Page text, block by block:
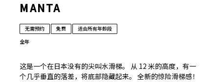
MANTA
无需预约 免费
适合所有年龄段
全年
这是一个在日本没有的尖叫水滑梯。 从 12 米的高度，有一
个几乎垂直的落差，将底部隐藏起来。 全新的惊险滑梯感！